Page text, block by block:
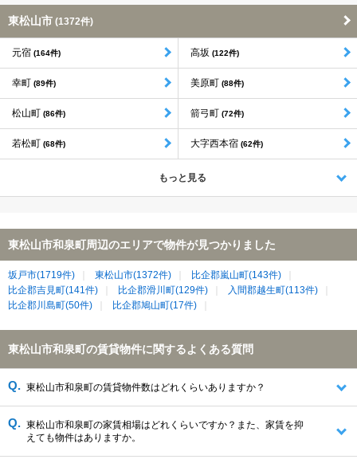
東松山市 (1372件)
元宿 (164件) 高坂 (122件)
幸町 (89件) 美原町 (88件)
松山町 (86件) 箭弓町 (72件)
若松町 (68件) 大字西本宿 (62件)
もっと見る
東松山市和泉町周辺のエリアで物件が見つかりました
坂戸市(1719件) 東松山市(1372件)
比企郡嵐山町(143件)
比企郡吉見町(141件)
比企郡滑川町(129件)
入間郡越生町(113件)
比企郡川島町(50件)
比企郡鳩山町(17件)
東松山市和泉町の賃貸物件に関するよくある質問
東松山市和泉町の賃貸物件数はどれくらいありますか？
東松山市和泉町の家賃相場はどれくらいですか？また、家賃を抑
えても物件はありますか。